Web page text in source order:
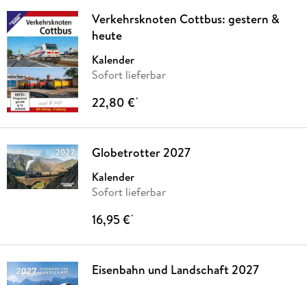
Verkehrsknoten Cottbus: gestern &
heute
Kalender
Sofort lieferbar
22,80 €*
Globetrotter 2027
Kalender
Sofort lieferbar
16,95 €*
Eisenbahn und Landschaft 2027